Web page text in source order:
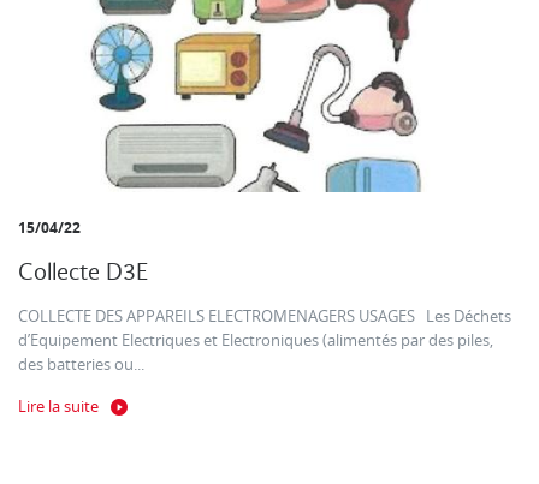
15/04/22
Collecte D3E
COLLECTE DES APPAREILS ELECTROMENAGERS USAGES Les Déchets
d’Equipement Electriques et Electroniques (alimentés par des piles,
des batteries ou...
Lire la suite